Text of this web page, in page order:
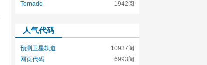
1942阅
Tornado
人气代码
10937阅
预测卫星轨道
6993阅
网页代码